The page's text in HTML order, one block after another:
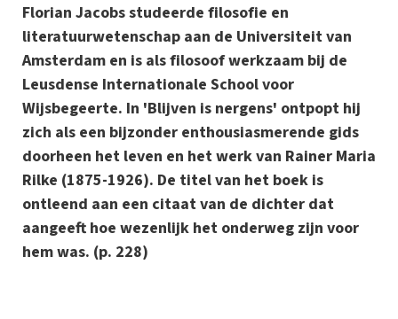
Florian Jacobs studeerde filosofie en
literatuurwetenschap aan de Universiteit van
Amsterdam en is als filosoof werkzaam bij de
Leusdense Internationale School voor
Wijsbegeerte. In 'Blijven is nergens' ontpopt hij
zich als een bijzonder enthousiasmerende gids
doorheen het leven en het werk van Rainer Maria
Rilke (1875-1926). De titel van het boek is
ontleend aan een citaat van de dichter dat
aangeeft hoe wezenlijk het onderweg zijn voor
hem was. (p. 228)